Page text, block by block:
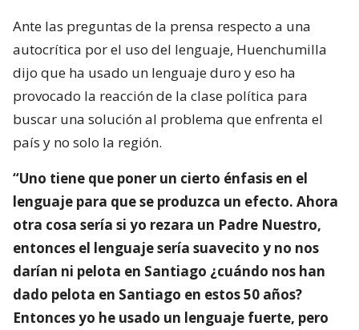
Ante las preguntas de la prensa respecto a una
autocrítica por el uso del lenguaje, Huenchumilla
dijo que ha usado un lenguaje duro y eso ha
provocado la reacción de la clase política para
buscar una solución al problema que enfrenta el
país y no solo la región.
“Uno tiene que poner un cierto énfasis en el
lenguaje para que se produzca un efecto. Ahora
otra cosa sería si yo rezara un Padre Nuestro,
entonces el lenguaje sería suavecito y no nos
darían ni pelota en Santiago ¿cuándo nos han
dado pelota en Santiago en estos 50 años?
Entonces yo he usado un lenguaje fuerte, pero